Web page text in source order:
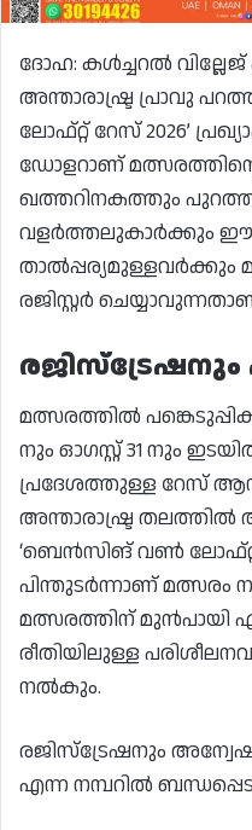
ദോഹ: കൾച്ചറൽ
അന്താരാഷ്ട്ര പ്രാവു
ലോഫ്റ്റ് റേസ് 2026’
ഡോളറാണ്
ഖത്തറിനകത്തും
വളർത്തലുകാർക്കും ഈ
താൽപ്പര്യമുള്ളവർക്കും
രജിസ്റ്റർ
രജിസ്ട്രേഷനും
മത്സരത്തിൽ
നും ഓഗസ്റ്റ് 31 നും
പ്രദേശത്തുള്ള റേസ്
അന്താരാഷ്ട്ര തലത്തിൽ
‘ബെൻസിങ് വൺ ലോഫ്റ്റ്
പിന്തുടർന്നാണ്
മത്സരത്തിന് മുൻപായി
രീതിയിലുള്ള
നൽകും.
രജിസ്ട്രേഷനും
എന്ന നമ്പറിൽ